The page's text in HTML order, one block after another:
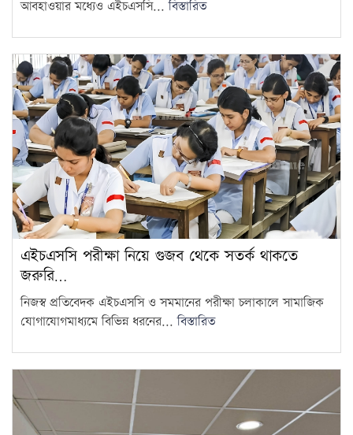
আবহাওয়ার মধ্যেও এইচএসসি...বিস্তারিত
এইচএসসি পরীক্ষা নিয়ে গুজব থেকে সতর্ক থাকতে
জরুরি…
নিজস্ব প্রতিবেদক এইচএসসি ও সমমানের পরীক্ষা চলাকালে সামাজিক
যোগাযোগমাধ্যমে বিভিন্ন ধরনের...বিস্তারিত